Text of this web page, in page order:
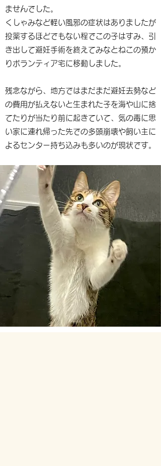
ませんでした。
くしゃみなど軽い風邪の症状はありましたが
投薬するほどでもない程でこの子はすみ、引
き出して避妊手術を終えてみなとねこの預か
りボランティア宅に移動しました。
残念ながら、地方ではまだまだ避妊去勢など
の費用が払えないと生まれた子を海や山に捨
てたりが当たり前に起きていて、気の毒に思
い家に連れ帰った先での多頭崩壊や飼い主に
よるセンター持ち込みも多いのが現状です。